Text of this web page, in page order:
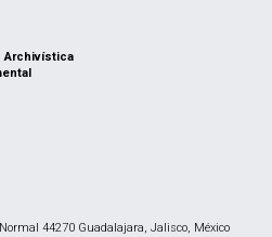
Archivística
44270 Guadalajara, Jalisco, México